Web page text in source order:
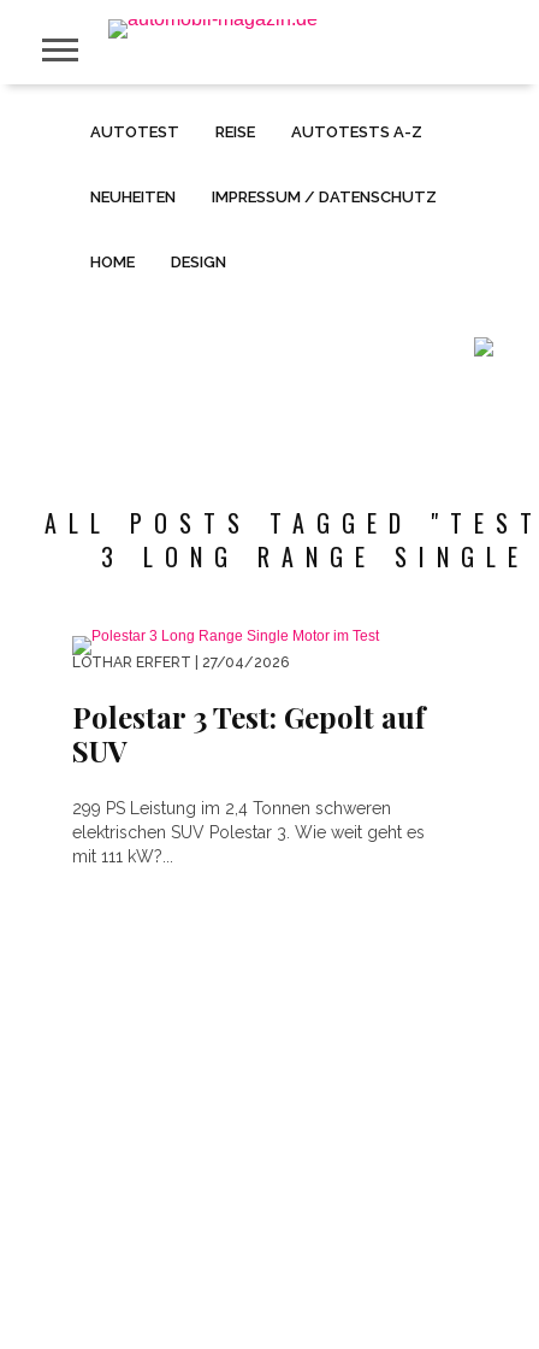
AUTOTEST REISE AUTOTESTS A-Z
NEUHEITEN IMPRESSUM / DATENSCHUTZ
HOME DESIGN
ALL POSTS TAGGED
3 LONG RANGE
LOTHAR ERFERT | 27/04/2026
Polestar 3 Test: Gepolt auf
SUV
299 PS Leistung im 2,4 Tonnen schweren
elektrischen SUV Polestar 3. Wie weit geht es
mit 111 kW?...